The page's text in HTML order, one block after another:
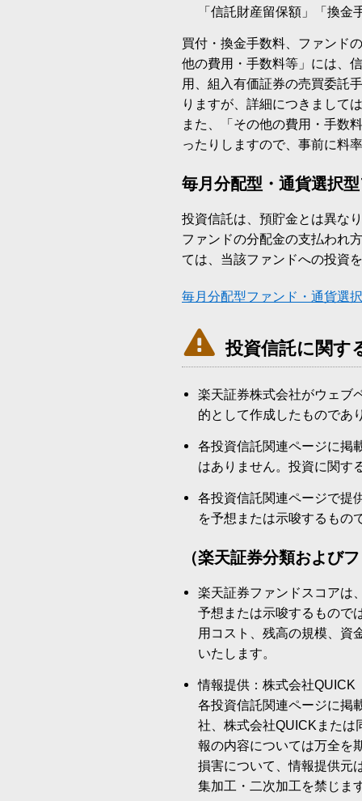
「信託財産留保額」「換
買付・換金手数料、ファンド
他の費用・手数料等」には、
用、組入有価証券の売買委託
りますが、詳細につきまして
また、「その他の費用・手数
ったりしますので、事前に料
毎月分配型・通貨選択
投資信託は、預貯金とは異な
ファンドの分配金の支払われ
ては、当該ファンドへの投資
毎月分配型ファンド・通貨選
 投資信託に関す
楽天証券株式会社がウェブ
的として作成したものであ
各投資信託関連ページに掲
はありません。投資に関す
各投資信託関連ページで提
を予想または示唆するもの
（楽天証券分類および
楽天証券ファンドスコアは
予想または示唆するもので
用コスト、残高の規模、資
いたします。
情報提供：株式会社QUICK
各投資信託関連ページに掲
社、株式会社QUICKまたは
報の内容については万全を
損害について、情報提供元
集加工・二次加工を禁じま